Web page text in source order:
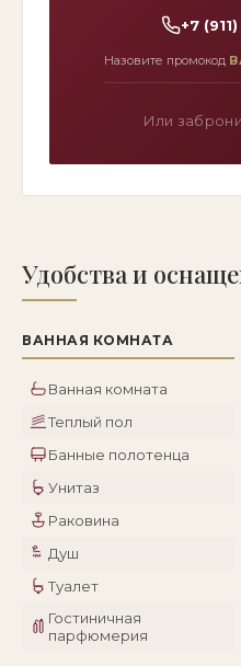
+7
Назовите промокод
Или
Удобства и
ВАННАЯ КОМНАТА
Ванная комната
Теплый пол
Банные полотенца
Унитаз
Раковина
Душ
Туалет
Гостиничная
парфюмерия